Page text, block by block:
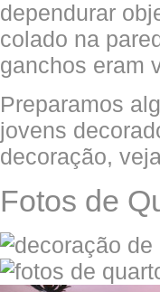
dependurar
colado na
ganchos eram
Preparamos
jovens
decoração,
Fotos de